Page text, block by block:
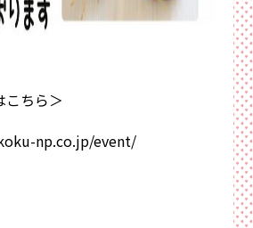
こちら＞
np.co.jp/event/